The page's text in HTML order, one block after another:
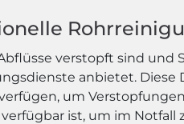
verstopft sind und
anbietet.
um
ist, um im Notfall